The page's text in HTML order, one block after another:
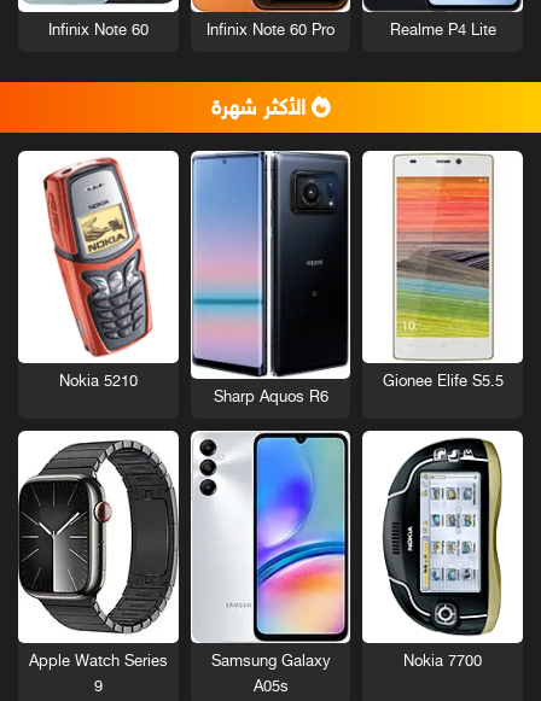
Realme P4 Lite
Infinix Note 60 Pro
Infinix Note 60
الأكثر شهرة
Gionee Elife S5.5
Sharp Aquos R6
Nokia 5210
Nokia 7700
Samsung Galaxy
A05s
Apple Watch Series
9